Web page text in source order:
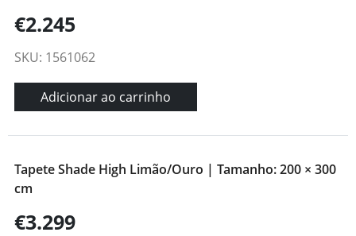
€2.245
SKU: 1561062
Adicionar ao carrinho
Tapete Shade High Limão/Ouro | Tamanho: 200 × 300
cm
€3.299